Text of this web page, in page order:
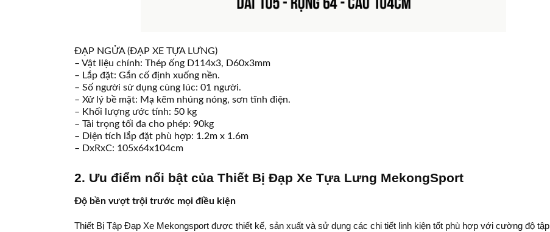
ĐẠP NGỬA (ĐẠP XE TỰA LƯNG)
– Vật liệu chính: Thép ống D114x3, D60x3mm
– Lắp đặt: Gắn cố định xuống nền.
– Số người sử dụng cùng lúc: 01 người.
– Xử lý bề mặt: Mạ kẽm nhúng nóng, sơn tĩnh điện.
– Khối lượng ước tính: 50 kg
– Tải trọng tối đa cho phép: 90kg
– Diện tích lắp đặt phù hợp: 1.2m x 1.6m
– DxRxC: 105x64x104cm
2. Ưu điểm nổi bật của Thiết Bị Đạp Xe Tựa Lưng MekongSport
Độ bền vượt trội trước mọi điều kiện
Thiết Bị Tập Đạp Xe Mekongsport được thiết kế, sản xuất và sử dụng các chi tiết linh kiện tốt phù hợp với cường độ tập